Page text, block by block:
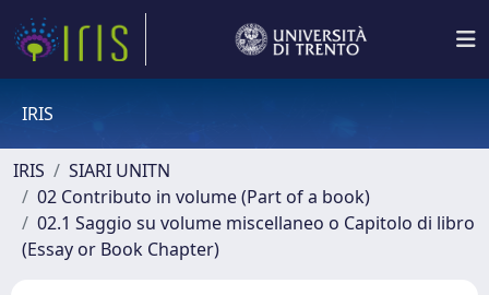
IRIS
IRIS
SIARI UNITN
02 Contributo in volume (Part of a book)
02.1 Saggio su volume miscellaneo o Capitolo di libro
(Essay or Book Chapter)